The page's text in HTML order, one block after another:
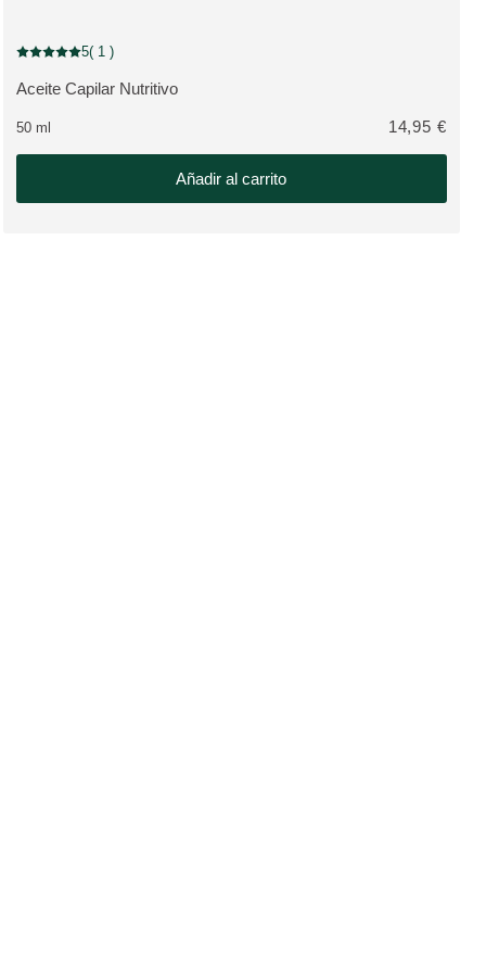
VER PRODUCTO:
Aceite Capilar Nutritivo
Puntuación: 5 / 5 estrellas 1 valoraciones de usuarios
5( 1 )
50 ml 14,95 €
Añadir al carrito